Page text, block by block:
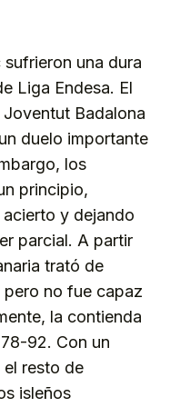
una dura
Liga Endesa. El
Badalona
duelo importante
los
principio,
y dejando
parcial. A partir
trató de
pero no fue capaz
la contienda
92. Con un
resto de
isleños